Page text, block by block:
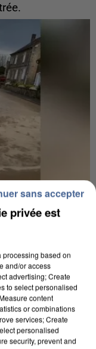
une coulée de
de là.
privée est
based on
and/or access
advertising; Create
to select personalised
content
or combinations
services; Create
personalised
security, prevent and
sans accepter